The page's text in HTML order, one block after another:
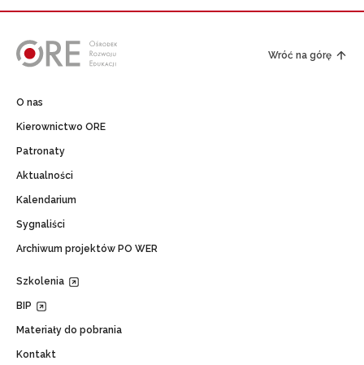
Wróć na górę
O nas
Kierownictwo ORE
Patronaty
Aktualności
Kalendarium
Sygnaliści
Archiwum projektów PO WER
Szkolenia
BIP
Materiały do pobrania
Kontakt